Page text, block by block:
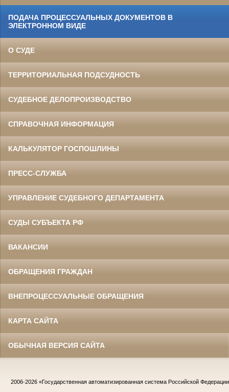
ПОДАЧА ПРОЦЕССУАЛЬНЫХ ДОКУМЕНТОВ В
ЭЛЕКТРОННОМ ВИДЕ
О СУДЕ
ТЕРРИТОРИАЛЬНАЯ ПОДСУДНОСТЬ
СУДЕБНОЕ ДЕЛОПРОИЗВОДСТВО
СПРАВОЧНАЯ ИНФОРМАЦИЯ
КАЛЬКУЛЯТОР ГОСПОШЛИНЫ
ПРЕСС-СЛУЖБА
УПРАВЛЕНИЕ СУДЕБНОГО ДЕПАРТАМЕНТА
СУДЫ СУБЪЕКТА РФ
ВАКАНСИИ
ОБРАЩЕНИЯ ГРАЖДАН
ВНЕПРОЦЕССУАЛЬНЫЕ ОБРАЩЕНИЯ
КАРТА САЙТА
ОБЫЧНАЯ ВЕРСИЯ САЙТА
2006-2026 «Государственная автоматизированная система Российской